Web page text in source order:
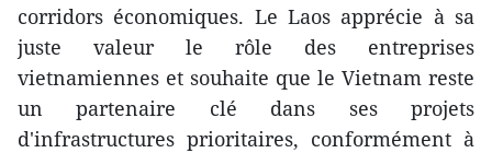
corridors économiques. Le Laos apprécie à sa
juste valeur le rôle des entreprises
vietnamiennes et souhaite que le Vietnam reste
un partenaire clé dans ses projets
d'infrastructures prioritaires, conformément à